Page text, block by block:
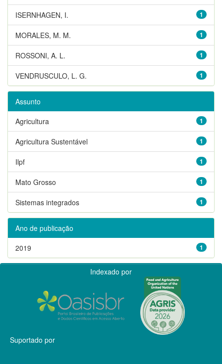
1
ISERNHAGEN, I.
1
MORALES, M. M.
1
ROSSONI, A. L.
1
VENDRUSCULO, L. G.
Assunto
1
Agricultura
1
Agricultura Sustentável
1
Ilpf
1
Mato Grosso
1
Sistemas integrados
Ano de publicação
1
2019
Indexado por
Suportado por